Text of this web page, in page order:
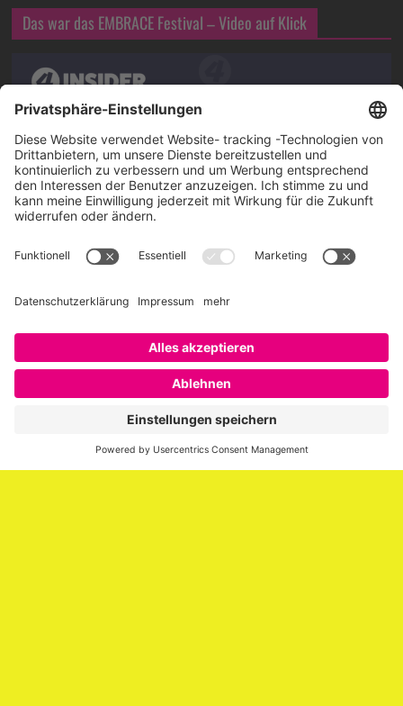
Das war das EMBRACE Festival – Video auf Klick
Über SAATKORN
SAATKORN ist der Blog von Gero Hesse. Seit 2009 schreibt
er über die Themen Employer Branding,